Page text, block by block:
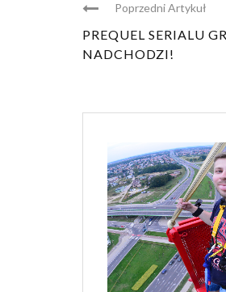
Poprzedni Artykuł
PREQUEL SERIALU
NADCHODZI!